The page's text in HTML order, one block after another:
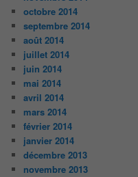
octobre 2014
septembre 2014
août 2014
juillet 2014
juin 2014
mai 2014
avril 2014
mars 2014
février 2014
janvier 2014
décembre 2013
novembre 2013